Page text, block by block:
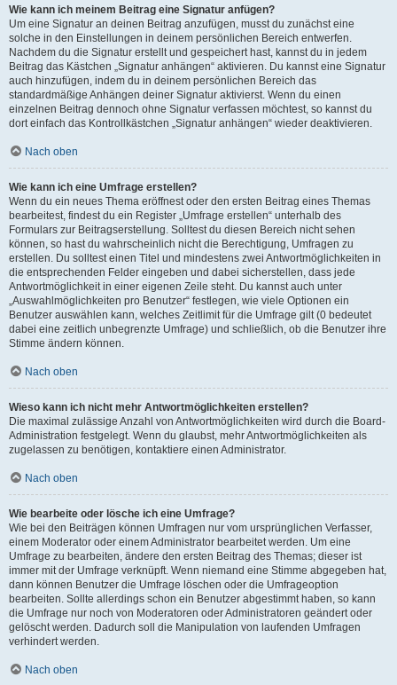
Wie kann ich meinem Beitrag eine Signatur anfügen?
Um eine Signatur an deinen Beitrag anzufügen, musst du zunächst eine
solche in den Einstellungen in deinem persönlichen Bereich entwerfen.
Nachdem du die Signatur erstellt und gespeichert hast, kannst du in jedem
Beitrag das Kästchen „Signatur anhängen“ aktivieren. Du kannst eine Signatur
auch hinzufügen, indem du in deinem persönlichen Bereich das
standardmäßige Anhängen deiner Signatur aktivierst. Wenn du einen
einzelnen Beitrag dennoch ohne Signatur verfassen möchtest, so kannst du
dort einfach das Kontrollkästchen „Signatur anhängen“ wieder deaktivieren.
Nach oben
Wie kann ich eine Umfrage erstellen?
Wenn du ein neues Thema eröffnest oder den ersten Beitrag eines Themas
bearbeitest, findest du ein Register „Umfrage erstellen“ unterhalb des
Formulars zur Beitragserstellung. Solltest du diesen Bereich nicht sehen
können, so hast du wahrscheinlich nicht die Berechtigung, Umfragen zu
erstellen. Du solltest einen Titel und mindestens zwei Antwortmöglichkeiten in
die entsprechenden Felder eingeben und dabei sicherstellen, dass jede
Antwortmöglichkeit in einer eigenen Zeile steht. Du kannst auch unter
„Auswahlmöglichkeiten pro Benutzer“ festlegen, wie viele Optionen ein
Benutzer auswählen kann, welches Zeitlimit für die Umfrage gilt (0 bedeutet
dabei eine zeitlich unbegrenzte Umfrage) und schließlich, ob die Benutzer ihre
Stimme ändern können.
Nach oben
Wieso kann ich nicht mehr Antwortmöglichkeiten erstellen?
Die maximal zulässige Anzahl von Antwortmöglichkeiten wird durch die Board-
Administration festgelegt. Wenn du glaubst, mehr Antwortmöglichkeiten als
zugelassen zu benötigen, kontaktiere einen Administrator.
Nach oben
Wie bearbeite oder lösche ich eine Umfrage?
Wie bei den Beiträgen können Umfragen nur vom ursprünglichen Verfasser,
einem Moderator oder einem Administrator bearbeitet werden. Um eine
Umfrage zu bearbeiten, ändere den ersten Beitrag des Themas; dieser ist
immer mit der Umfrage verknüpft. Wenn niemand eine Stimme abgegeben hat,
dann können Benutzer die Umfrage löschen oder die Umfrageoption
bearbeiten. Sollte allerdings schon ein Benutzer abgestimmt haben, so kann
die Umfrage nur noch von Moderatoren oder Administratoren geändert oder
gelöscht werden. Dadurch soll die Manipulation von laufenden Umfragen
verhindert werden.
Nach oben